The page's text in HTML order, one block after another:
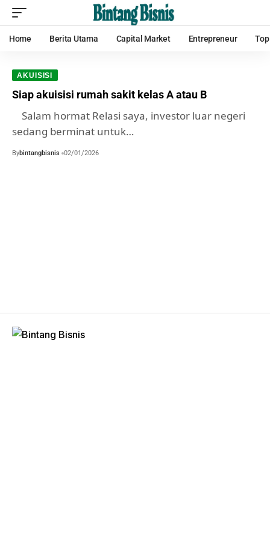
Home Berita Utama Capital Market Entrepreneur
AKUISISI
Siap akuisisi rumah sakit kelas A atau B
Salam hormat Relasi saya, investor luar negeri
sedang berminat untuk…
Bybintangbisnis 02/01/2026